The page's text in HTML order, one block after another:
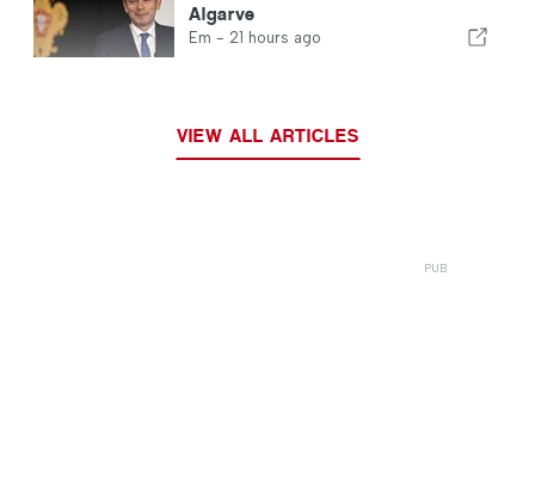
Algarve
Em - 21 hours ago
VIEW ALL ARTICLES